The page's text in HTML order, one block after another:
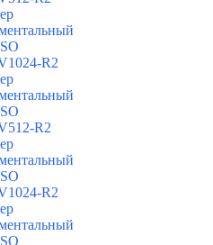
R2
R2
R2